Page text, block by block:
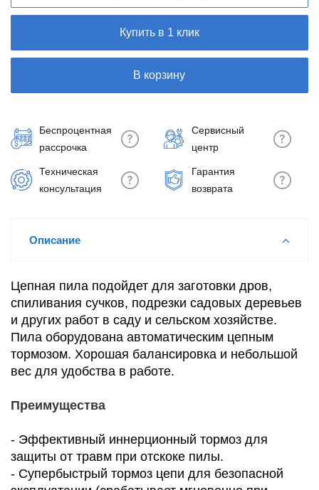
Купить в 1 клик
В корзину
Беспроцентная
рассрочка
Сервисный
центр
Техническая
консультация
Гарантия
возврата
Описание
Цепная пила подойдет для заготовки дров,
спиливания сучков, подрезки садовых деревьев
и других работ в саду и сельском хозяйстве.
Пила оборудована автоматическим цепным
тормозом. Хорошая балансировка и небольшой
вес для удобства в работе.
Преимущества
- Эффективный иннерционный тормоз для
защиты от травм при отскоке пилы.
- Супербыстрый тормоз цепи для безопасной